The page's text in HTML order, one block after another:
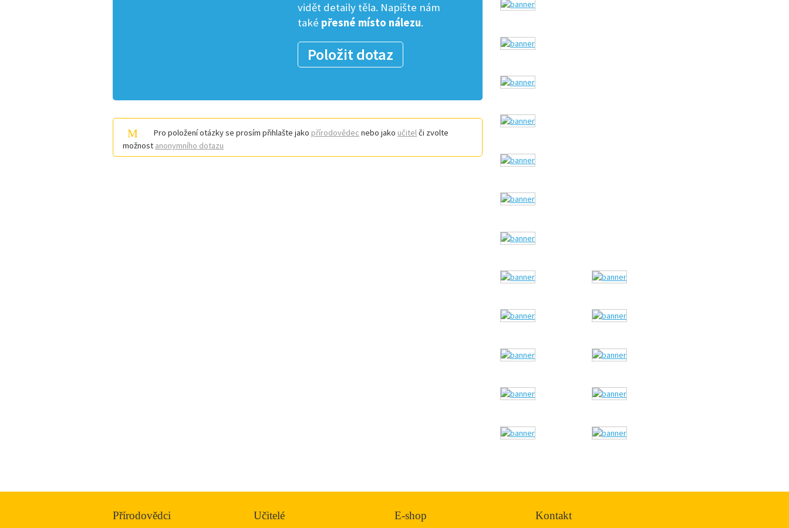
vidět detaily těla. Napište nám
také přesné místo nálezu.
Položit dotaz
Pro položení otázky se prosím přihlašte jako přírodovědec nebo jako učitelči zvolte
možnost anonymního dotazu
Přírodovědci Učitelé E-shop Kontakt